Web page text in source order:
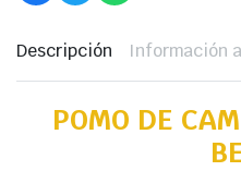
Descripción Información
POMO DE